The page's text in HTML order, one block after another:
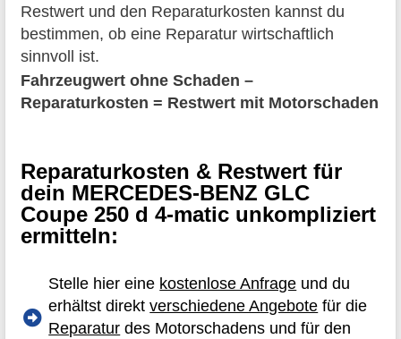
Restwert und den Reparaturkosten kannst du
bestimmen, ob eine Reparatur wirtschaftlich
sinnvoll ist.
Fahrzeugwert ohne Schaden –
Reparaturkosten = Restwert mit Motorschaden
Reparaturkosten & Restwert für
dein MERCEDES-BENZ GLC
Coupe 250 d 4-matic unkompliziert
ermitteln:
Stelle hier eine kostenlose Anfrage und du
erhältst direktverschiedene Angebote für die
Reparatur des Motorschadens und für den